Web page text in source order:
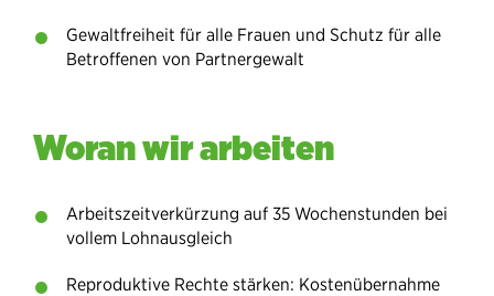
Gewaltfreiheit für alle Frauen und Schutz für alle
Betroffenen von Partnergewalt
Woran wir arbeiten
Arbeitszeitverkürzung auf 35 Wochenstunden bei
vollem Lohnausgleich
Reproduktive Rechte stärken: Kostenübernahme